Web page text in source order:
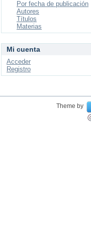
Por fecha de publicación
Autores
Títulos
Materias
Mi cuenta
Acceder
Registro
Theme by